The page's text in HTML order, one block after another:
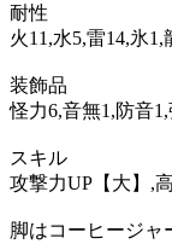
耐性
火11,水5,雷14,氷1,
装飾品
怪力6,音無1,防音
スキル
攻撃力UP【大】,
脚はコーヒージャ